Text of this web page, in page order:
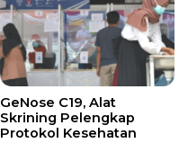
GeNose C19, Alat
Skrining Pelengkap
Protokol Kesehatan